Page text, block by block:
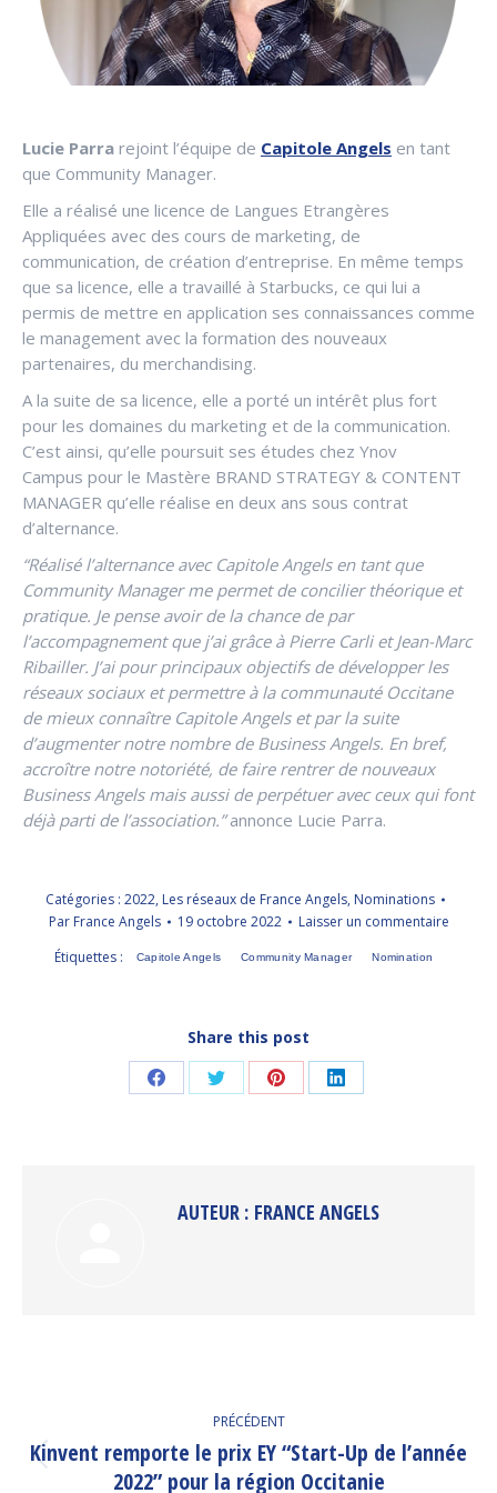
Lucie Parra rejoint l’équipe de Capitole Angels en tant
que Community Manager.
Elle a réalisé une licence de Langues Etrangères
Appliquées avec des cours de marketing, de
communication, de création d’entreprise. En même temps
que sa licence, elle a travaillé à Starbucks, ce qui lui a
permis de mettre en application ses connaissances comme
le management avec la formation des nouveaux
partenaires, du merchandising.
A la suite de sa licence, elle a porté un intérêt plus fort
pour les domaines du marketing et de la communication.
C’est ainsi, qu’elle poursuit ses études chez Ynov
Campus pour le Mastère BRAND STRATEGY & CONTENT
MANAGER qu’elle réalise en deux ans sous contrat
d’alternance.
“Réalisé l’alternance avec Capitole Angels en tant que
Community Manager me permet de concilier théorique et
pratique. Je pense avoir de la chance de par
l’accompagnement que j’ai grâce à Pierre Carli et Jean-Marc
Ribailler. J’ai pour principaux objectifs de développer les
réseaux sociaux et permettre à la communauté Occitane
de mieux connaître Capitole Angels et par la suite
d’augmenter notre nombre de Business Angels. En bref,
accroître notre notoriété, de faire rentrer de nouveaux
Business Angels mais aussi de perpétuer avec ceux qui font
déjà parti de l’association.”annonce Lucie Parra.
Catégories : 2022, Les réseaux de France Angels, Nominations
Par France Angels 19 octobre 2022
Laisser un commentaire
Étiquettes :
Capitole Angels Community Manager Nomination
Share this post
PartagerPartagerPartagerPartager
AUTEUR : FRANCE ANGELS
ARTICLE
PRÉCÉDENT
Article
Kinvent remporte le prix EY “Start-Up de l’année
2022” pour la région Occitanie